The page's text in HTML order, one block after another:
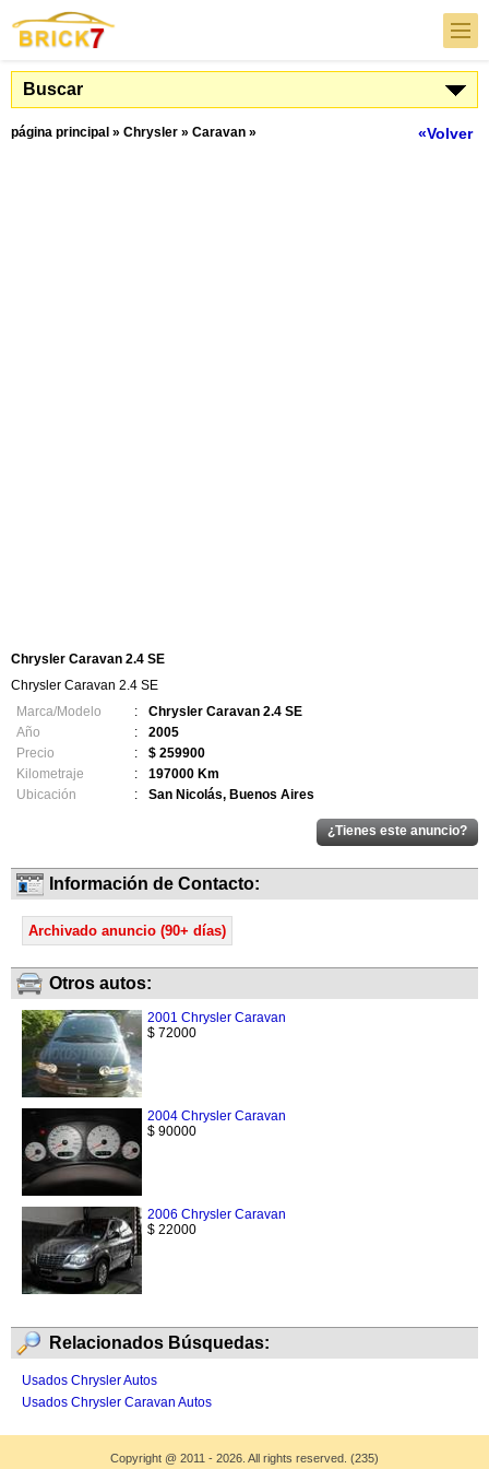
Buscar
«Volver
página principal » Chrysler » Caravan »
Chrysler Caravan 2.4 SE
Chrysler Caravan 2.4 SE
Marca/Modelo
:
Chrysler Caravan 2.4 SE
Año
:
2005
Precio
:
$ 259900
Kilometraje
:
197000 Km
Ubicación
: San Nicolás, Buenos Aires
Información de Contacto:
Archivado anuncio (90+ días)
Otros autos:
2001 Chrysler Caravan
$ 72000
2004 Chrysler Caravan
$ 90000
2006 Chrysler Caravan
$ 22000
Relacionados Búsquedas:
Usados Chrysler Autos
Usados Chrysler Caravan Autos
Copyright @ 2011 - 2026. All rights reserved. (235)